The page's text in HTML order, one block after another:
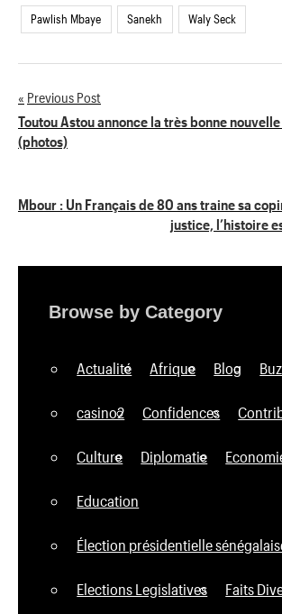
Pawlish Mbaye Sanekh Waly Seck
Navigation
de
Previous Post
Toutou Astou annonce la très bonne
(photos)
Mbour : Un Français de 80 ans traine sa
justice, l’histoire
Browse by Category
Actualité Afrique Blog
casino2 Confidences
Culture Diplomatie
Education
Élection présidentielle
Elections Legislatives Faits